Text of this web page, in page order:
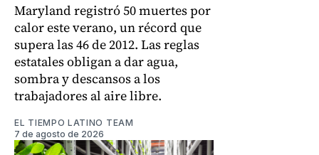
Maryland registró 50 muertes por
calor este verano, un récord que
supera las 46 de 2012. Las reglas
estatales obligan a dar agua,
sombra y descansos a los
trabajadores al aire libre.
EL TIEMPO LATINO TEAM
7 de agosto de 2026